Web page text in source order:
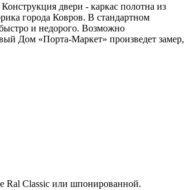
двери - каркас полотна из
города Ковров. В стандартном
и недорого. Возможно
Дом «Порта-Маркет» произведет замер,
Ral Classic или шпонированной.